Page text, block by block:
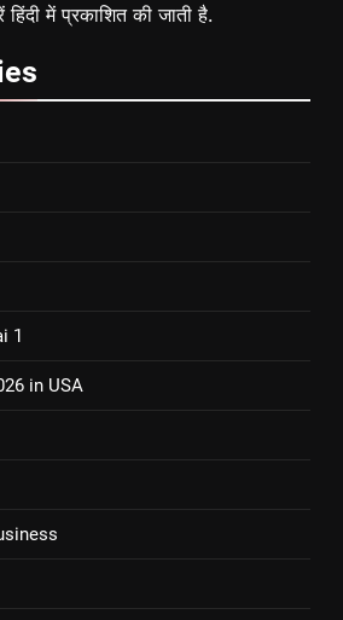
में प्रकाशित की जाती है.
1
in USA